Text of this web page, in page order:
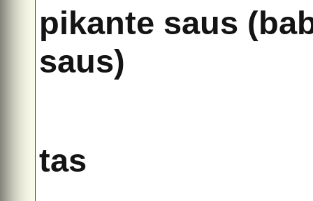
pikante saus
saus)
tas